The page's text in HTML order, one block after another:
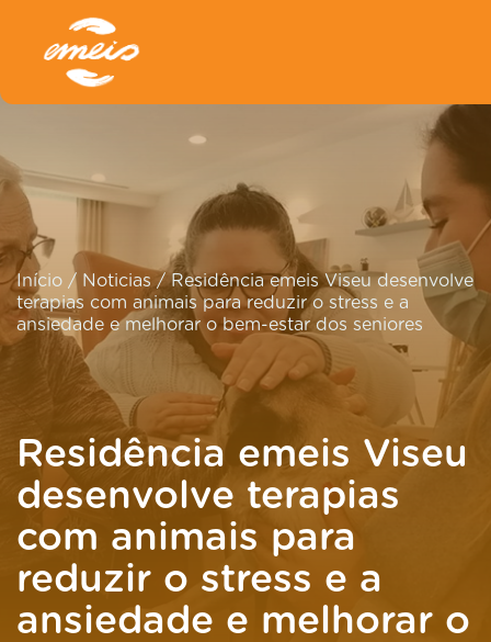
Início / Noticias /Residência emeis Viseu desenvolve
terapias com animais para reduzir o stress e a
ansiedade e melhorar o bem-estar dos seniores
Residência emeis Viseu
desenvolve terapias
com animais para
reduzir o stress e a
ansiedade e melhorar o